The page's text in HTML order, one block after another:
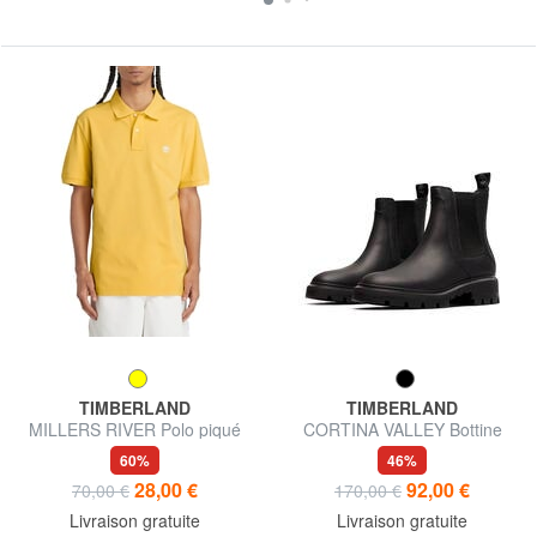
TIMBERLAND
MILLERS RIVER Polo piqué
60%
70,00 € 28,00 €
Livraison gratuite
TIMBERLAND
CORTINA VALLEY Bottine
Chelsea en cuir
46%
170,00 € 92,00 €
Livraison gratuite